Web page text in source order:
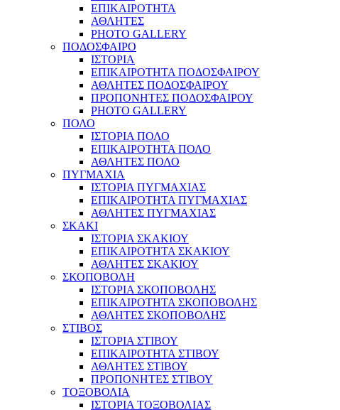
ΕΠΙΚΑΙΡΟΤΗΤΑ
ΑΘΛΗΤΕΣ
PHOTO GALLERY
ΠΟΔΟΣΦΑΙΡΟ
ΙΣΤΟΡΙΑ
ΕΠΙΚΑΙΡΟΤΗΤΑ ΠΟΔΟΣΦΑΙΡΟΥ
ΑΘΛΗΤΕΣ ΠΟΔΟΣΦΑΙΡΟΥ
ΠΡΟΠΟΝΗΤΕΣ ΠΟΔΟΣΦΑΙΡΟΥ
PHOTO GALLERY
ΠΟΛΟ
ΙΣΤΟΡΙΑ ΠΟΛΟ
ΕΠΙΚΑΙΡΟΤΗΤΑ ΠΟΛΟ
ΑΘΛΗΤΕΣ ΠΟΛΟ
ΠΥΓΜΑΧΙΑ
ΙΣΤΟΡΙΑ ΠΥΓΜΑΧΙΑΣ
ΕΠΙΚΑΙΡΟΤΗΤΑ ΠΥΓΜΑΧΙΑΣ
ΑΘΛΗΤΕΣ ΠΥΓΜΑΧΙΑΣ
ΣΚΑΚΙ
ΙΣΤΟΡΙΑ ΣΚΑΚΙΟΥ
ΕΠΙΚΑΙΡΟΤΗΤΑ ΣΚΑΚΙΟΥ
ΑΘΛΗΤΕΣ ΣΚΑΚΙΟΥ
ΣΚΟΠΟΒΟΛΗ
ΙΣΤΟΡΙΑ ΣΚΟΠΟΒΟΛΗΣ
ΕΠΙΚΑΙΡΟΤΗΤΑ ΣΚΟΠΟΒΟΛΗΣ
ΑΘΛΗΤΕΣ ΣΚΟΠΟΒΟΛΗΣ
ΣΤΙΒΟΣ
ΙΣΤΟΡΙΑ ΣΤΙΒΟΥ
ΕΠΙΚΑΙΡΟΤΗΤΑ ΣΤΙΒΟΥ
ΑΘΛΗΤΕΣ ΣΤΙΒΟΥ
ΠΡΟΠΟΝΗΤΕΣ ΣΤΙΒΟΥ
ΤΟΞΟΒΟΛΙΑ
ΙΣΤΟΡΙΑ ΤΟΞΟΒΟΛΙΑΣ